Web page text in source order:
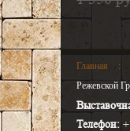
Главная :
Режевской
Телефон: